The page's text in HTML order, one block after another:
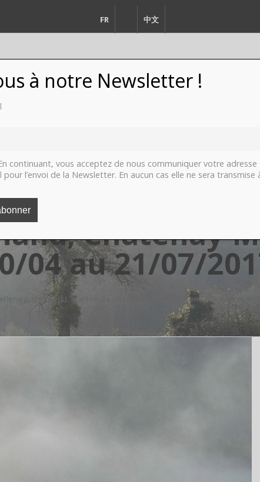
FR 中文
Châtenay-
04 au 21/07/
paysage(s), maison de chateaubriand, châtenay-malabry. du
à notre Newsletter !
continuant, vous acceptez de nous communiquer votre adresse
pour l’envoi de la Newsletter. En aucun cas elle ne sera transmise